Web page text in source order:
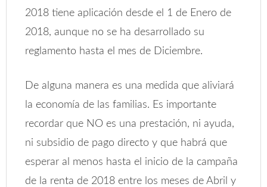
2018 tiene aplicación desde el 1 de Enero de
2018, aunque no se ha desarrollado su
reglamento hasta el mes de Diciembre.
De alguna manera es una medida que aliviará
la economía de las familias. Es importante
recordar que NO es una prestación, ni ayuda,
ni subsidio de pago directo y que habrá que
esperar al menos hasta el inicio de la campaña
de la renta de 2018 entre los meses de Abril y